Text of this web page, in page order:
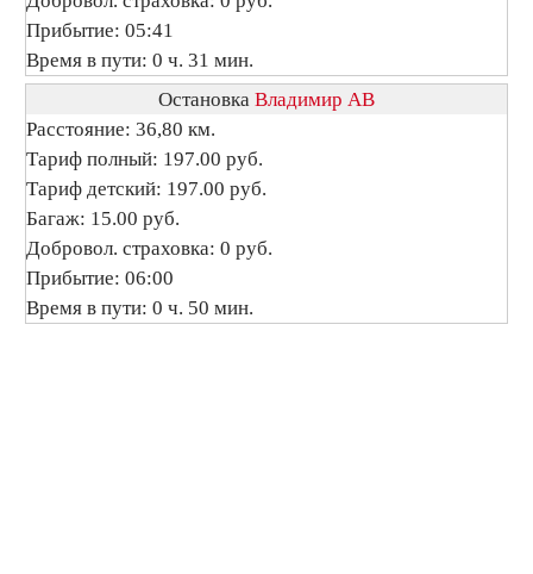
Прибытие: 05:41
Время в пути: 0 ч. 31 мин.
Остановка Владимир АВ
Расстояние: 36,80 км.
Тариф полный: 197.00 руб.
Тариф детский: 197.00 руб.
Багаж: 15.00 руб.
Добровол. страховка: 0 руб.
Прибытие: 06:00
Время в пути: 0 ч. 50 мин.